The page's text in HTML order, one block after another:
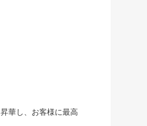
華し、お客様に最高